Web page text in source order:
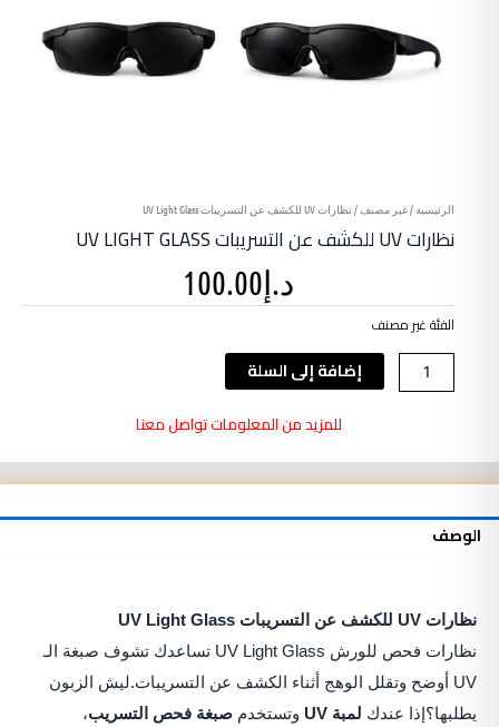
الرئيسية/غير مصنف/ نظارات UV للكشف عن التسريبات UV Light Glass
نظارات UV للكشف عن التسريبات UV LIGHT GLASS
د.إ100.00
الفئةغير مصنف
كمية
نظارات
عن
التسريبات
UV
Light
إضافة إلى السلة
للمزيد من المعلومات تواصل معنا
الوصف
نظارات UV للكشف عن التسريبات UV Light
Glass
نظارات فحص للورش UV Light Glass تساعدك تشوف صبغة الـ
UV أوضح وتقلل الوهج أثناء الكشف عن التسريبات.
ليش الزبون
يطلبها؟إذا عندك لمبة UV وتستخدم صبغة فحص التسريب،